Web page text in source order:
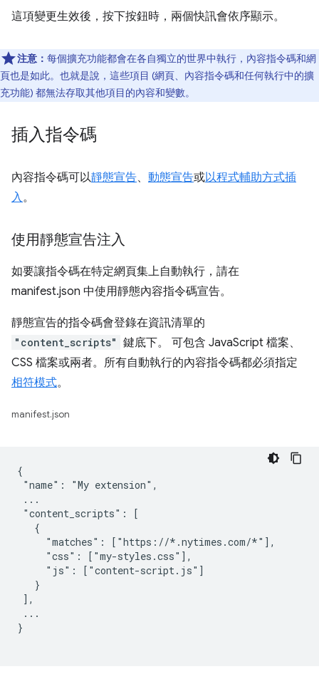
這項變更生效後，按下按鈕時，兩個快訊會依序顯示。
注意： 每個擴充功能都會在各自獨立的世界中執行，內容指令碼和網
頁也是如此。也就是說，這些項目 (網頁、內容指令碼和任何執行中的擴
充功能) 都無法存取其他項目的內容和變數。
插入指令碼
內容指令碼可以靜態宣告、 動態宣告或以程式輔助方式插
入。
使用靜態宣告注入
如要讓指令碼在特定網頁集上自動執行，請在
manifest.json 中使用靜態內容指令碼宣告。
靜態宣告的指令碼會登錄在資訊清單的
"content_scripts" 鍵底下。 可包含 JavaScript 檔案、
CSS 檔案或兩者。所有自動執行的內容指令碼都必須指定
相符模式。
manifest.json
{
"name": "My extension",
...
"content_scripts": [
   {
     "matches": ["https://*.nytimes.com/*"],
     "css": ["my-styles.css"],
     "js": ["content-script.js"]
   }
],
...
}